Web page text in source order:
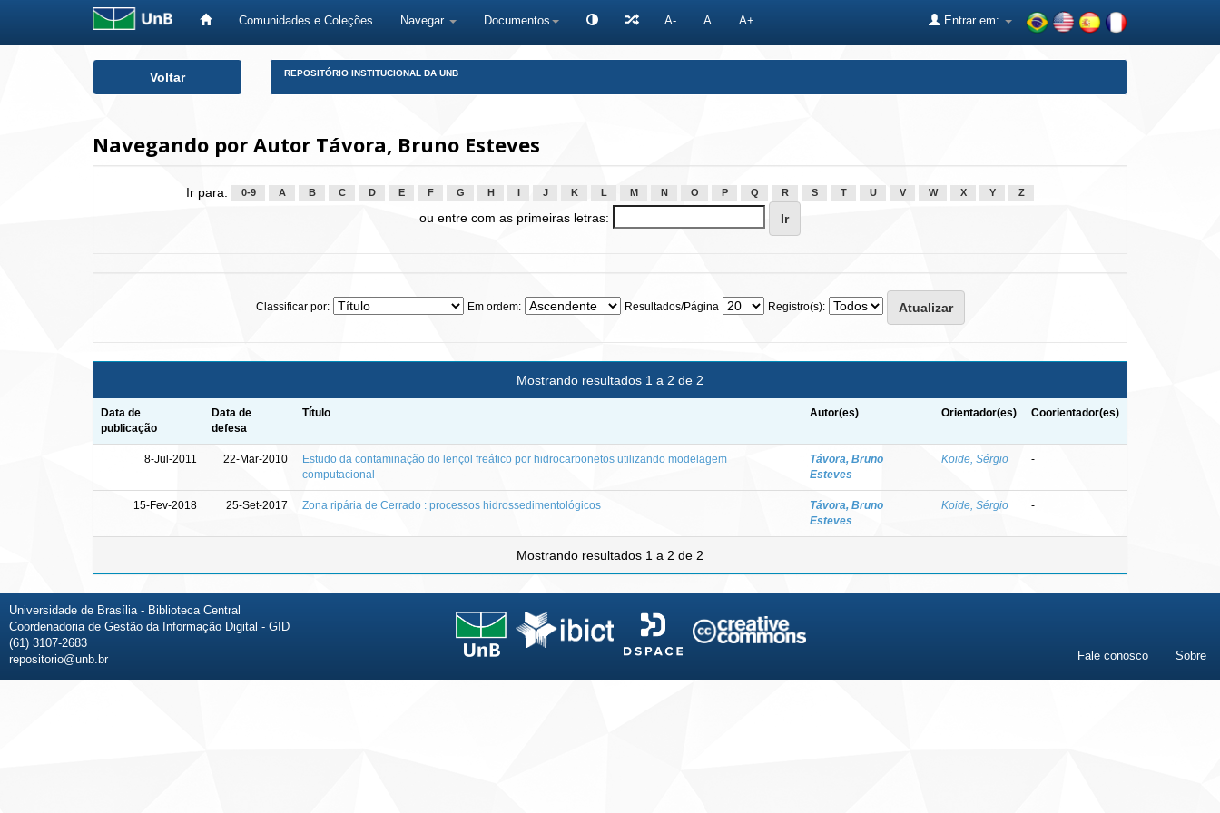
Comunidades e Coleções Navegar Documentos A- A A+ Entrar em:
Voltar REPOSITÓRIO INSTITUCIONAL DA UNB
Navegando por Autor Távora, Bruno Esteves
Ir para: 0-9 A B C D E F G H J K L M N O P Q R S T U V W X Y Z
ou entre com as primeiras letras:
Classificar por: Em ordem: Resultados/Página Registro(s):
Mostrando resultados 1 a 2 de 2
Data de
publicação
Data de
defesa
Título Autor(es) Orientador(es) Coorientador(es)
8-Jul-2011 22-Mar-2010
Estudo da contaminação do lençol freático por hidrocarbonetos utilizando modelagem
computacional
Távora, Bruno
Esteves
Koide, Sérgio -
15-Fev-2018 25-Set-2017 Zona ripária de Cerrado : processos hidrossedimentológicos
Távora, Bruno
Esteves
Koide, Sérgio -
Mostrando resultados 1 a 2 de 2
Universidade de Brasília - Biblioteca Central
Coordenadoria de Gestão da Informação Digital - GID
(61) 3107-2683
repositorio@unb.br
Fale conosco Sobre